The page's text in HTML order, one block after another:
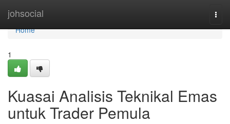
johsocial
Home
Home
1
Kuasai Analisis Teknikal Emas
untuk Trader Pemula